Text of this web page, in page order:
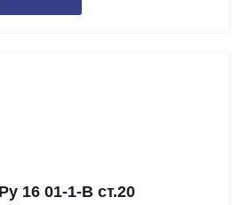
16 01-1-В ст.20